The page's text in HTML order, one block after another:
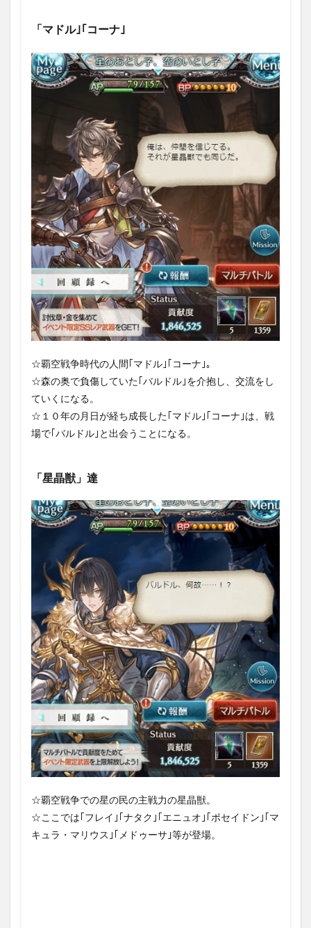
チケッ
ど
3
イベ
3.1
｢覇空
戦争
編｣第
1話か
ら第4
話
3.2
イベ
ント
バト
ル
3.2.1
マルチ
バトル
ゆく空
の記憶｣
3.2.2
シング
ルバト
ル｢獣と
される
者｣
3.2.3
HELL
まと
め
「マドル｣｢コーナ｣
☆覇空戦争時代の人間｢マドル｣｢コーナ｣。
☆森の奥で負傷していた｢バルドル｣を介抱し、交流をし
ていくになる。
☆１０年の月日が経ち成長した｢マドル｣｢コーナ｣は、戦
場で｢バルドル｣と出会うことになる。
「星晶獣」達
☆覇空戦争での星の民の主戦力の星晶獣。
☆ここでは｢フレイ｣｢ナタク｣｢エニュオ｣｢ポセイドン｣｢マ
キュラ・マリウス｣｢メドゥーサ｣等が登場。